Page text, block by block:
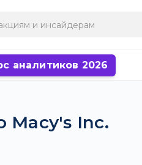
аналитиков 2026
Macy's Inc.